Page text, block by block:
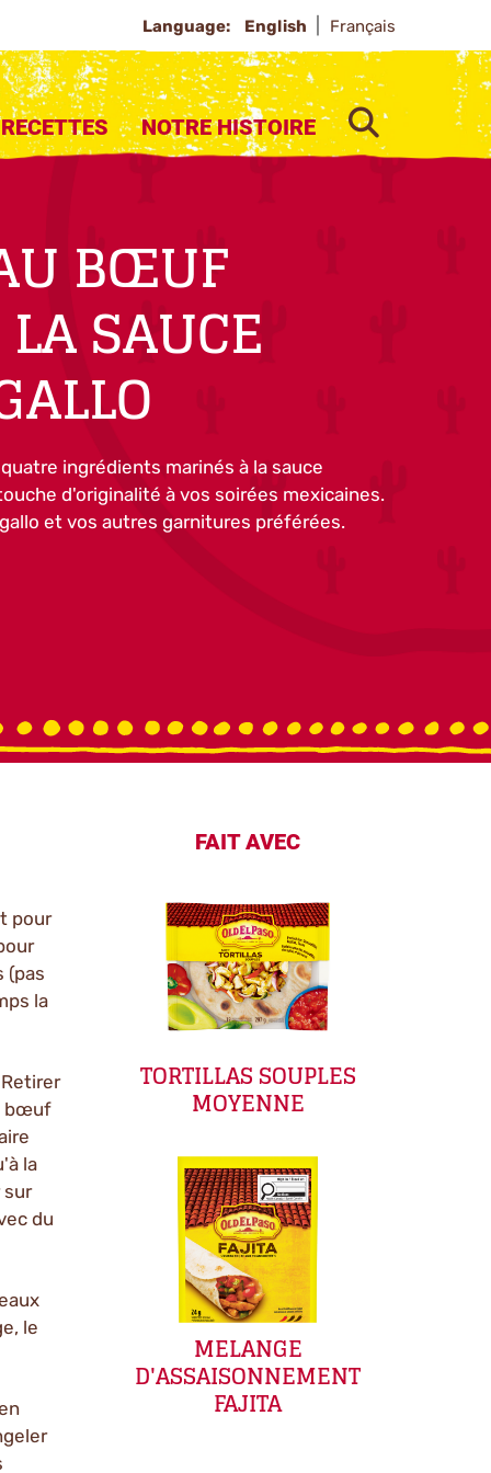
Language: English Français
RECETTES NOTRE HISTOIRE SEARCH
BŒUF
SAUCE
ingrédients marinés à la sauce
d'originalité à vos soirées mexicaines.
et vos autres garnitures préférées.
pour
(pas
la
bœuf
la
sur
du
le
FAIT AVEC
TORTILLAS SOUPLES
MOYENNE
MELANGE
D'ASSAISONNEMENT
FAJITA